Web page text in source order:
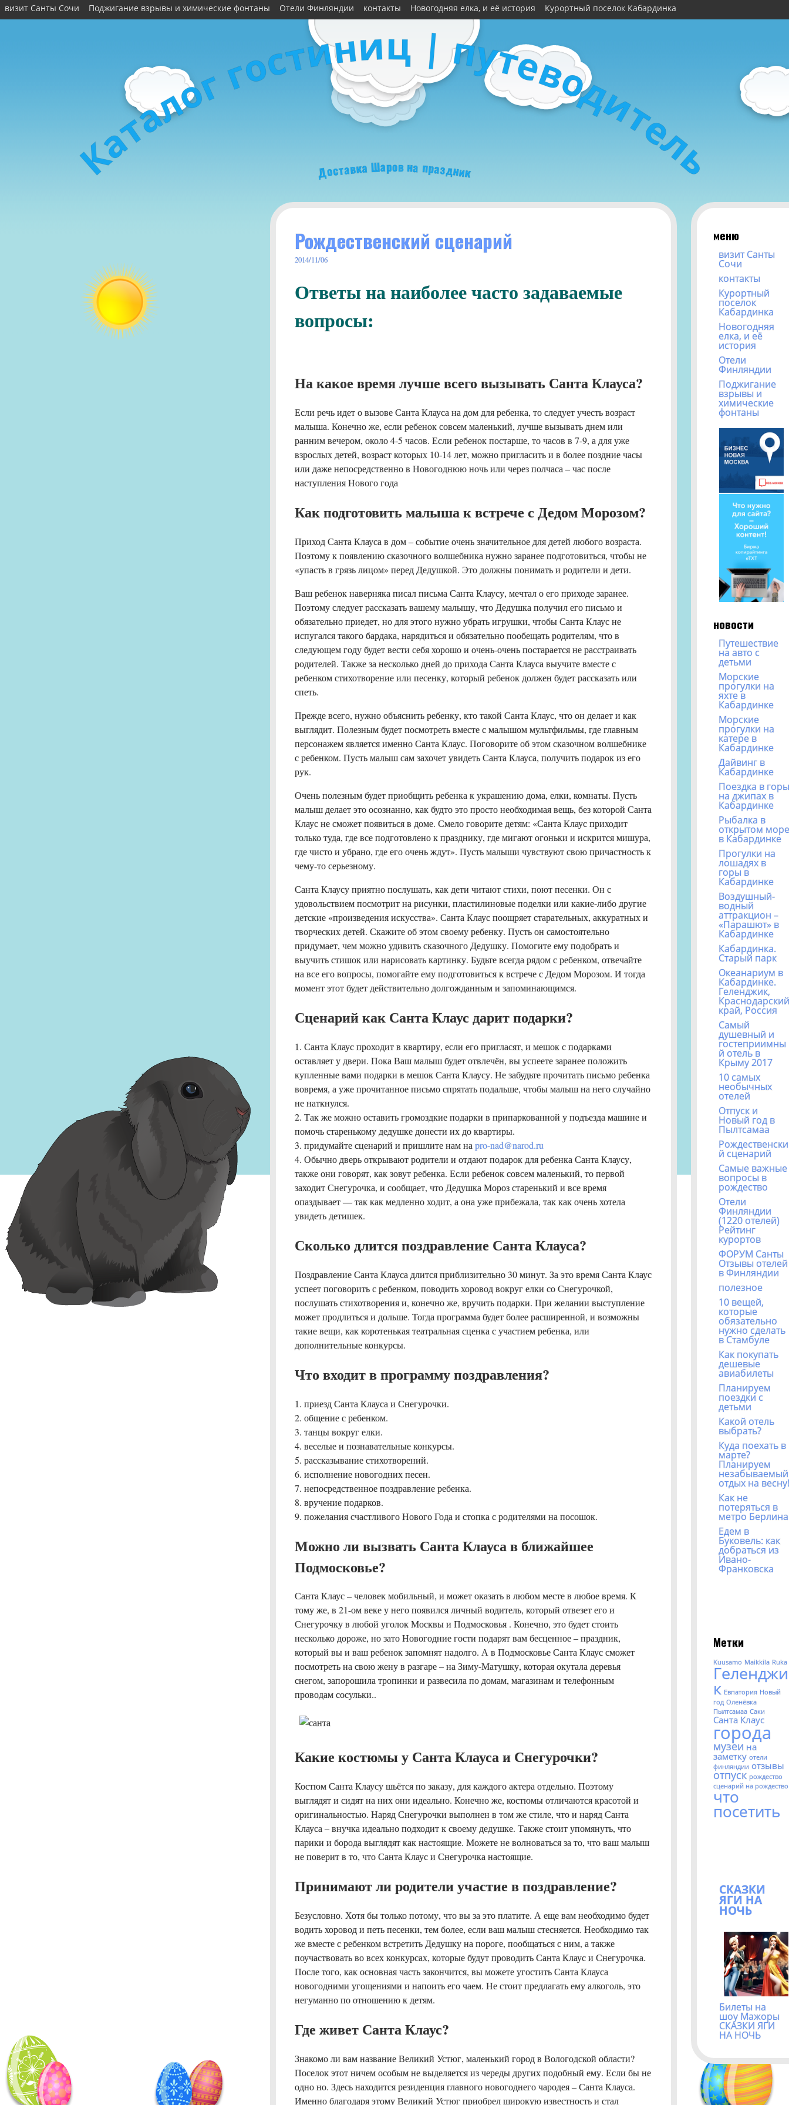
визит Санты Сочи Поджигание взрывы и химические фонтаны Отели Финляндии контакты Новогодняя елка, и её история Курортный поселок Кабардинка
К
а
т
а
л
о
г г
остиниц | путеводи
т
е
л
ь
Доставка Шаров на праздник
Рождественский сценарий
2014/11/06
Ответы на наиболее часто задаваемые
вопросы:
На какое время лучше всего вызывать Санта Клауса?
Если речь идет о вызове Санта Клауса на дом для ребенка, то следует учесть возраст
малыша. Конечно же, если ребенок совсем маленький, лучше вызывать днем или
ранним вечером, около 4-5 часов. Если ребенок постарше, то часов в 7-9, а для уже
взрослых детей, возраст которых 10-14 лет, можно пригласить и в более поздние часы
или даже непосредственно в Новогоднюю ночь или через полчаса – час после
наступления Нового года
Как подготовить малыша к встрече с Дедом Морозом?
Приход Санта Клауса в дом – событие очень значительное для детей любого возраста.
Поэтому к появлению сказочного волшебника нужно заранее подготовиться, чтобы не
«упасть в грязь лицом» перед Дедушкой. Это должны понимать и родители и дети.
Ваш ребенок наверняка писал письма Санта Клаусу, мечтал о его приходе заранее.
Поэтому следует рассказать вашему малышу, что Дедушка получил его письмо и
обязательно приедет, но для этого нужно убрать игрушки, чтобы Санта Клаус не
испугался такого бардака, нарядиться и обязательно пообещать родителям, что в
следующем году будет вести себя хорошо и очень-очень постарается не расстраивать
родителей. Также за несколько дней до прихода Санта Клауса выучите вместе с
ребенком стихотворение или песенку, который ребенок должен будет рассказать или
спеть.
Прежде всего, нужно объяснить ребенку, кто такой Санта Клаус, что он делает и как
выглядит. Полезным будет посмотреть вместе с малышом мультфильмы, где главным
персонажем является именно Санта Клаус. Поговорите об этом сказочном волшебнике
с ребенком. Пусть малыш сам захочет увидеть Санта Клауса, получить подарок из его
рук.
Очень полезным будет приобщить ребенка к украшению дома, елки, комнаты. Пусть
малыш делает это осознанно, как будто это просто необходимая вещь, без которой Санта
Клаус не сможет появиться в доме. Смело говорите детям: «Санта Клаус приходит
только туда, где все подготовлено к празднику, где мигают огоньки и искрится мишура,
где чисто и убрано, где его очень ждут». Пусть малыши чувствуют свою причастность к
чему-то серьезному.
Санта Клаусу приятно послушать, как дети читают стихи, поют песенки. Он с
удовольствием посмотрит на рисунки, пластилиновые поделки или какие-либо другие
детские «произведения искусства». Санта Клаус поощряет старательных, аккуратных и
творческих детей. Скажите об этом своему ребенку. Пусть он самостоятельно
придумает, чем можно удивить сказочного Дедушку. Помогите ему подобрать и
выучить стишок или нарисовать картинку. Будьте всегда рядом с ребенком, отвечайте
на все его вопросы, помогайте ему подготовиться к встрече с Дедом Морозом. И тогда
момент этот будет действительно долгожданным и запоминающимся.
Сценарий как Санта Клаус дарит подарки?
1. Санта Клаус проходит в квартиру, если его пригласят, и мешок с подарками
оставляет у двери. Пока Ваш малыш будет отвлечён, вы успеете заранее положить
купленные вами подарки в мешок Санта Клаусу. Не забудьте прочитать письмо ребенка
вовремя, а уже прочитанное письмо спрятать подальше, чтобы малыш на него случайно
не наткнулся.
2. Так же можно оставить громоздкие подарки в припаркованной у подъезда машине и
помочь старенькому дедушке донести их до квартиры.
3. придумайте сценарий и пришлите нам на pro-nad@narod.ru
4. Обычно дверь открывают родители и отдают подарок для ребенка Санта Клаусу,
также они говорят, как зовут ребенка. Если ребенок совсем маленький, то первой
заходит Снегурочка, и сообщает, что Дедушка Мороз старенький и все время
опаздывает — так как медленно ходит, а она уже прибежала, так как очень хотела
увидеть детишек.
Сколько длится поздравление Санта Клауса?
Поздравление Санта Клауса длится приблизительно 30 минут. За это время Санта Клаус
успеет поговорить с ребенком, поводить хоровод вокруг елки со Снегурочкой,
послушать стихотворения и, конечно же, вручить подарки. При желании выступление
может продлиться и дольше. Тогда программа будет более расширенной, и возможны
такие вещи, как коротенькая театральная сценка с участием ребенка, или
дополнительные конкурсы.
Что входит в программу поздравления?
1. приезд Санта Клауса и Снегурочки.
2. общение с ребенком.
3. танцы вокруг елки.
4. веселые и познавательные конкурсы.
5. рассказывание стихотворений.
6. исполнение новогодних песен.
7. непосредственное поздравление ребенка.
8. вручение подарков.
9. пожелания счастливого Нового Года и стопка с родителями на посошок.
Можно ли вызвать Санта Клауса в ближайшее
Подмосковье?
Санта Клаус – человек мобильный, и может оказать в любом месте в любое время. К
тому же, в 21-ом веке у него появился личный водитель, который отвезет его и
Снегурочку в любой уголок Москвы и Подмосковья . Конечно, это будет стоить
несколько дороже, но зато Новогодние гости подарят вам бесценное – праздник,
который вы и ваш ребенок запомнят надолго. А в Подмосковье Санта Клаус сможет
посмотреть на свою жену в разгаре – на Зиму-Матушку, которая окутала деревья
снегом, запорошила тропинки и развесила по домам, магазинам и телефонным
проводам сосульки..
Какие костюмы у Санта Клауса и Снегурочки?
Костюм Санта Клаусу шьётся по заказу, для каждого актера отдельно. Поэтому
выглядят и сидят на них они идеально. Конечно же, костюмы отличаются красотой и
оригинальностью. Наряд Снегурочки выполнен в том же стиле, что и наряд Санта
Клауса – внучка идеально подходит к своему дедушке. Также стоит упомянуть, что
парики и борода выглядят как настоящие. Можете не волноваться за то, что ваш малыш
не поверит в то, что Санта Клаус и Снегурочка настоящие.
Принимают ли родители участие в поздравление?
Безусловно. Хотя бы только потому, что вы за это платите. А еще вам необходимо будет
водить хоровод и петь песенки, тем более, если ваш малыш стесняется. Необходимо так
же вместе с ребенком встретить Дедушку на пороге, пообщаться с ним, а также
поучаствовать во всех конкурсах, которые будут проводить Санта Клаус и Снегурочка.
После того, как основная часть закончится, вы можете угостить Санта Клауса
новогодними угощениями и напоить его чаем. Не стоит предлагать ему алкоголь, это
негуманно по отношению к детям.
Где живет Санта Клаус?
Знакомо ли вам название Великий Устюг, маленький город в Вологодской области?
Поселок этот ничем особым не выделяется из череды других подобный ему. Если бы не
одно но. Здесь находится резиденция главного новогоднего чародея – Санта Клауса.
Именно благодаря этому Великий Устюг приобрел широкую известность и стал
меню
визит Санты
Сочи
контакты
Курортный
поселок
Кабардинка
Новогодняя
елка, и её
история
Отели
Финляндии
Поджигание
взрывы и
химические
фонтаны
новости
Путешествие
на авто с
детьми
Морские
прогулки на
яхте в
Кабардинке
Морские
прогулки на
катере в
Кабардинке
Дайвинг в
Кабардинке
Поездка в горы
на джипах в
Кабардинке
Рыбалка в
открытом море
в Кабардинке
Прогулки на
лошадях в
горы в
Кабардинке
Воздушный-
водный
аттракцион –
«Парашют» в
Кабардинке
Кабардинка.
Старый парк
Океанариум в
Кабардинке.
Геленджик,
Краснодарский
край, Россия
Самый
душевный и
гостеприимны
й отель в
Крыму 2017
10 самых
необычных
отелей
Отпуск и
Новый год в
Пылтсамаа
Рождественски
й сценарий
Самые важные
вопросы в
рождество
Отели
Финляндии
(1220 отелей)
Рейтинг
курортов
ФОРУМ Санты
Отзывы отелей
в Финляндии
полезное
10 вещей,
которые
обязательно
нужно сделать
в Стамбуле
Как покупать
дешевые
авиабилеты
Планируем
поездки с
детьми
Какой отель
выбрать?
Куда поехать в
марте?
Планируем
незабываемый
отдых на весну!
Как не
потеряться в
метро Берлина
Едем в
Буковель: как
добраться из
Ивано-
Франковска
Метки
Kuusamo Maikkila Ruka
Геленджи
к Евпатория Новый
год Оленёвка
Пылтсамаа Саки
Санта Клаус
города
музеи на
заметку отели
финляндии отзывы
отпуск рождество
сценарий на рождество
что
посетить
СКАЗКИ
ЯГИ НА
НОЧЬ
Билеты на
шоу Мажоры
СКАЗКИ ЯГИ
НА НОЧЬ